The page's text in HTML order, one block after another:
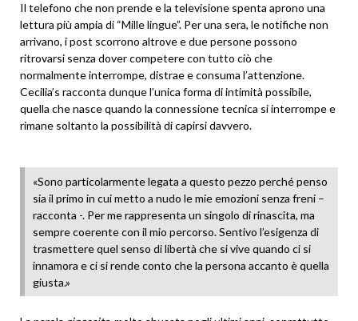
Il telefono che non prende e la televisione spenta aprono una
lettura più ampia di “Mille lingue”. Per una sera, le notifiche non
arrivano, i post scorrono altrove e due persone possono
ritrovarsi senza dover competere con tutto ciò che
normalmente interrompe, distrae e consuma l’attenzione.
Cecilia’s racconta dunque l’unica forma di intimità possibile,
quella che nasce quando la connessione tecnica si interrompe e
rimane soltanto la possibilità di capirsi davvero.
«Sono particolarmente legata a questo pezzo perché penso
sia il primo in cui metto a nudo le mie emozioni senza freni –
racconta -. Per me rappresenta un singolo di rinascita, ma
sempre coerente con il mio percorso. Sentivo l’esigenza di
trasmettere quel senso di libertà che si vive quando ci si
innamora e ci si rende conto che la persona accanto è quella
giusta.»